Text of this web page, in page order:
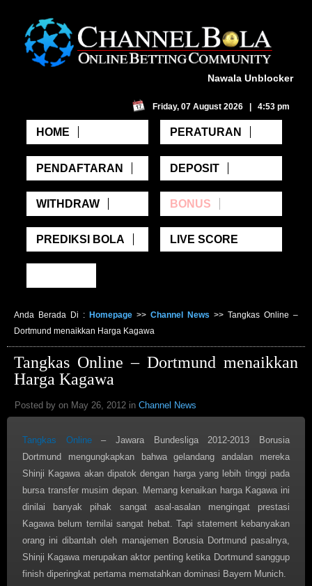
Nawala Unblocker
Friday, 07 August 2026 | 4:53 pm
HOME PERATURAN
PENDAFTARAN DEPOSIT
WITHDRAW BONUS
PREDIKSI BOLA LIVE SCORE
Anda Berada Di : Homepage >> Channel News >> Tangkas Online –
Dortmund menaikkan Harga Kagawa
Tangkas Online – Dortmund menaikkan
Harga Kagawa
Posted by on May 26, 2012 in Channel News
Tangkas Online– Jawara Bundesliga 2012-2013 Borusia
Dortmund mengungkapkan bahwa gelandang andalan mereka
Shinji Kagawa akan dipatok dengan harga yang lebih tinggi pada
bursa transfer musim depan. Memang kenaikan harga Kagawa ini
dinilai banyak pihak sangat asal-asalan mengingat prestasi
Kagawa belum ternilai sangat hebat. Tapi statement kebanyakan
orang ini dibantah oleh manajemen Borusia Dortmund pasalnya,
Shinji Kagawa merupakan aktor penting ketika Dortmund sanggup
finish diperingkat pertama mematahkan dominasi Bayern Munich.